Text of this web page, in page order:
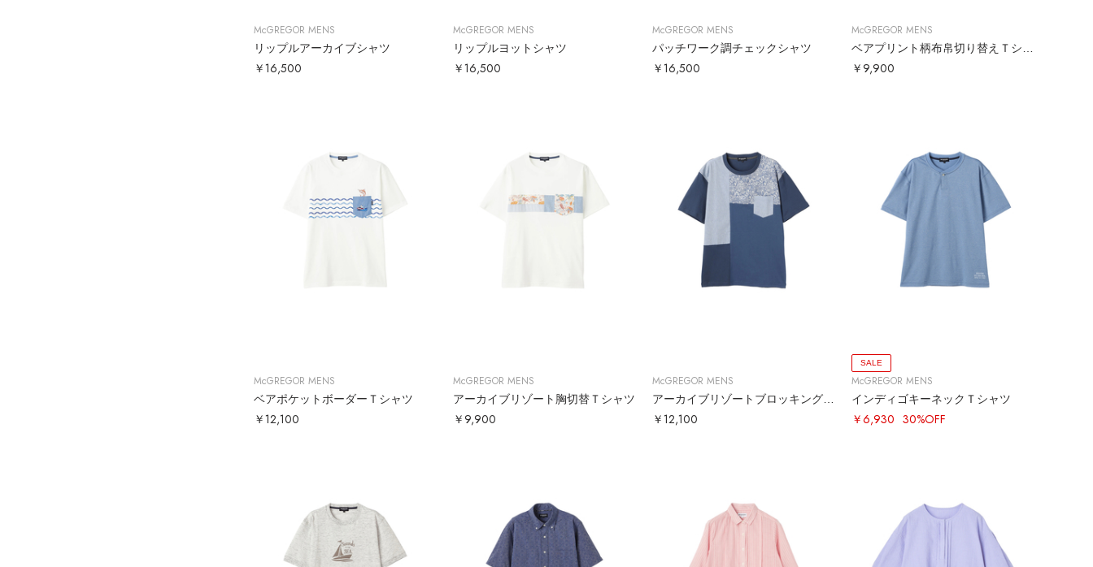
McGREGOR MENS
リップルアーカイブシャツ
￥16,500
McGREGOR MENS
リップルヨットシャツ
￥16,500
McGREGOR MENS
パッチワーク調チェックシャツ
￥16,500
McGREGOR MENS
￥9,900
McGREGOR MENS
ベアポケットボーダーＴシャツ
￥12,100
McGREGOR MENS
アーカイブリゾート胸切替Ｔシャツ
￥9,900
McGREGOR MENS
￥12,100
SALE
McGREGOR MENS
インディゴキーネックＴシャツ
￥6,930 30%OFF